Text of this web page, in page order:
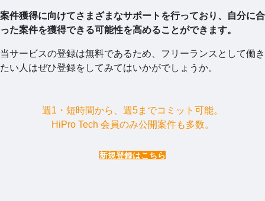
案件獲得に向けてさまざまなサポートを行っており、自分に合
った案件を獲得できる可能性を高めることができます。
当サービスの登録は無料であるため、フリーランスとして働き
たい人はぜひ登録をしてみてはいかがでしょうか。
週1・短時間から、週5までコミット可能。
HiPro Tech 会員のみ公開案件も多数。
新規登録はこちら